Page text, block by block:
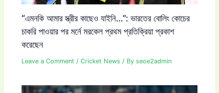
“এমনকি আমার স্ত্রীর কাছেও যাইনি…”: ভারতের বোলিং কোচের
চাকরি পাওয়ার পর মর্নে মরকেল প্রথম প্রতিক্রিয়া প্রকাশ
করেছেন
Leave a Comment /Cricket News / Byseoe2admin